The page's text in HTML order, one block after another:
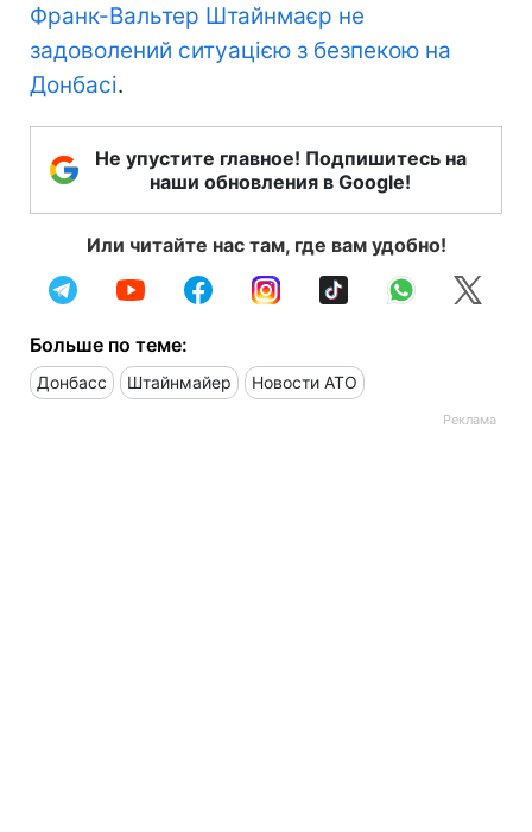
Франк-Вальтер Штайнмаєр не
задоволений ситуацією з безпекою на
Донбасі.
Не упустите главное! Подпишитесь на
наши обновления в Google!
Или читайте нас там, где вам удобно!
Больше по теме:
Донбасс Штайнмайер Новости АТО